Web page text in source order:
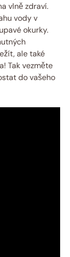
vlně zdraví.
vody v
okurky.
ale také
Tak vezměte
do vašeho